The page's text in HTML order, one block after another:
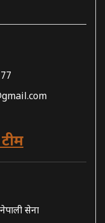
नेपाली सेना